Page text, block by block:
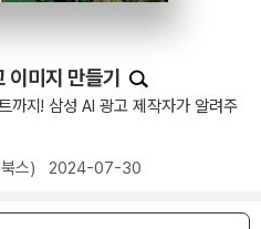
미지 만들기
까지! 삼성 AI 광고 제작자가 알려주
스) 2024-07-30